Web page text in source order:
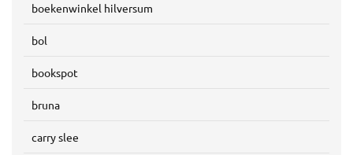
boekenwinkel hilversum
bol
bookspot
bruna
carry slee